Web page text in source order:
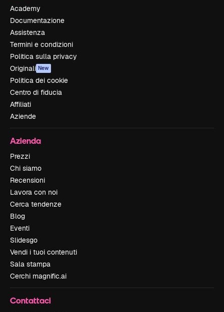
Academy
Documentazione
Assistenza
Termini e condizioni
Politica sulla privacy
Originali New
Politica dei cookie
Centro di fiducia
Affiliati
Aziende
Azienda
Prezzi
Chi siamo
Recensioni
Lavora con noi
Cerca tendenze
Blog
Eventi
Slidesgo
Vendi i tuoi contenuti
Sala stampa
Cerchi magnific.ai
Contattaci